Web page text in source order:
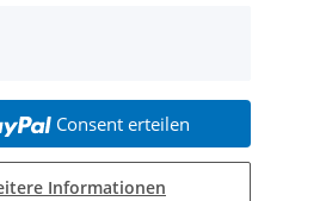
Consent erteilen
Informationen